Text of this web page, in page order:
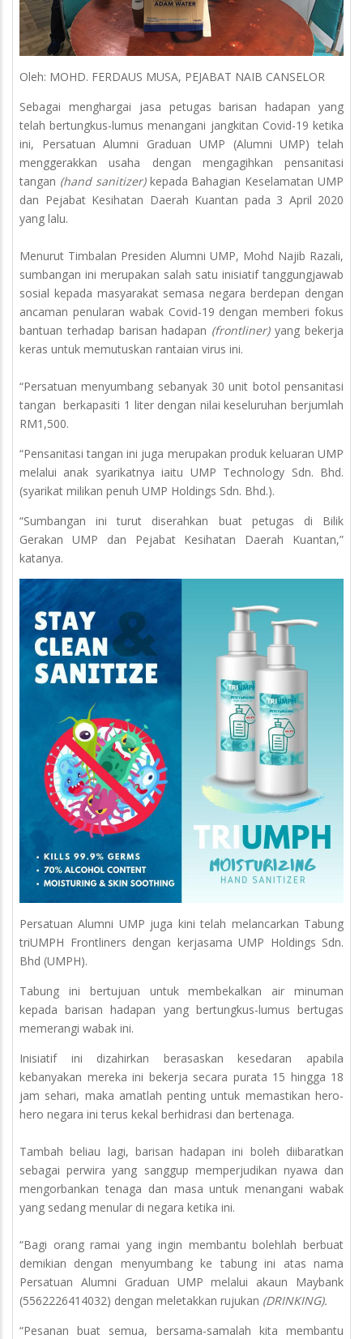
Oleh: MOHD. FERDAUS MUSA, PEJABAT NAIB CANSELOR
Sebagai menghargai jasa petugas barisan hadapan yang
telah bertungkus-lumus menangani jangkitan Covid-19 ketika
ini, Persatuan Alumni Graduan UMP (Alumni UMP) telah
menggerakkan usaha dengan mengagihkan pensanitasi
tangan (hand sanitizer) kepada Bahagian Keselamatan UMP
dan Pejabat Kesihatan Daerah Kuantan pada 3 April 2020
yang lalu.
Menurut Timbalan Presiden Alumni UMP, Mohd Najib Razali,
sumbangan ini merupakan salah satu inisiatif tanggungjawab
sosial kepada masyarakat semasa negara berdepan dengan
ancaman penularan wabak Covid-19 dengan memberi fokus
bantuan terhadap barisan hadapan (frontliner)yang bekerja
keras untuk memutuskan rantaian virus ini.
“Persatuan menyumbang sebanyak 30 unit botol pensanitasi
tangan berkapasiti 1 liter dengan nilai keseluruhan berjumlah
RM1,500.
“Pensanitasi tangan ini juga merupakan produk keluaran UMP
melalui anak syarikatnya iaitu UMP Technology Sdn. Bhd.
(syarikat milikan penuh UMP Holdings Sdn. Bhd.).
“Sumbangan ini turut diserahkan buat petugas di Bilik
Gerakan UMP dan Pejabat Kesihatan Daerah Kuantan,”
katanya.
Persatuan Alumni UMP juga kini telah melancarkan Tabung
triUMPH Frontliners dengan kerjasama UMP Holdings Sdn.
Bhd (UMPH).
Tabung ini bertujuan untuk membekalkan air minuman
kepada barisan hadapan yang bertungkus-lumus bertugas
memerangi wabak ini.
Inisiatif ini dizahirkan berasaskan kesedaran apabila
kebanyakan mereka ini bekerja secara purata 15 hingga 18
jam sehari, maka amatlah penting untuk memastikan hero-
hero negara ini terus kekal berhidrasi dan bertenaga.
Tambah beliau lagi, barisan hadapan ini boleh diibaratkan
sebagai perwira yang sanggup memperjudikan nyawa dan
mengorbankan tenaga dan masa untuk menangani wabak
yang sedang menular di negara ketika ini.
“Bagi orang ramai yang ingin membantu bolehlah berbuat
demikian dengan menyumbang ke tabung ini atas nama
Persatuan Alumni Graduan UMP melalui akaun Maybank
(5562226414032) dengan meletakkan rujukan (DRINKING).
“Pesanan buat semua, bersama-samalah kita membantu